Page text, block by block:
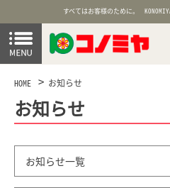
すべてはお客様のために。
HOME お知らせ
お知らせ
お知らせ一覧